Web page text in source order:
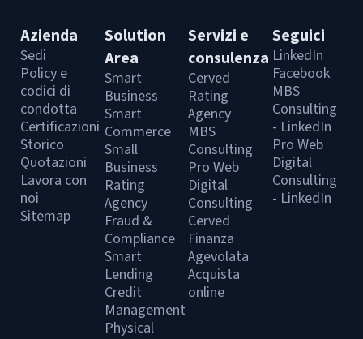
Azienda
Sedi
Policy e
codici di
condotta
Certificazioni
Storico
Quotazioni
Lavora con
noi
Sitemap
Solution
Area
Smart
Business
Smart
Commerce
Small
Business
Rating
Agency
Fraud &
Compliance
Smart
Lending
Credit
Management
Physical
Servizi e
consulenza
Cerved
Rating
Agency
MBS
Consulting
Pro Web
Digital
Consulting
Cerved
Finanza
Agevolata
Acquista
online
Seguici
LinkedIn
Facebook
MBS
Consulting
- LinkedIn
Pro Web
Digital
Consulting
- LinkedIn